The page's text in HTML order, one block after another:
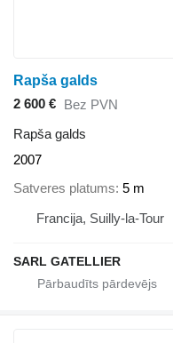
Rapša galds
2 600 € Bez PVN
Rapša galds
2007
Satveres platums 5 m
Francija, Suilly-la-Tour
SARL GATELLIER